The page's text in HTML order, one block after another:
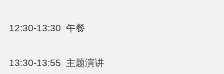
12:30-13:30 午餐
13:30-13:55 主题演讲